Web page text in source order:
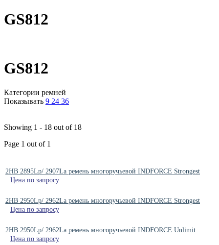
GS812
GS812
Категории ремней
Показывать 9 24 36
Showing 1 - 18 out of 18
Page 1 out of 1
2HB 2895Lp/ 2907La ремень многоручьевой INDFORCE Strongest
Цена по запросу
2HB 2950Lp/ 2962La ремень многоручьевой INDFORCE Strongest
Цена по запросу
2HB 2950Lp/ 2962La ремень многоручьевой INDFORCE Unlimit
Цена по запросу